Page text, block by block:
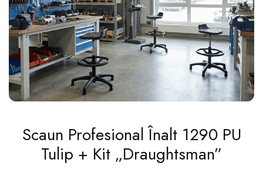
Scaun Profesional Înalt 1290 PU
Tulip + Kit „Draughtsman”